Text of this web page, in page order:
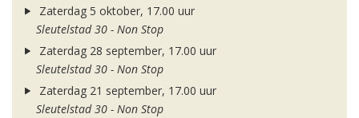
Zaterdag 5 oktober, 17.00 uur
Sleutelstad 30 - Non Stop
Zaterdag 28 september, 17.00 uur
Sleutelstad 30 - Non Stop
Zaterdag 21 september, 17.00 uur
Sleutelstad 30 - Non Stop